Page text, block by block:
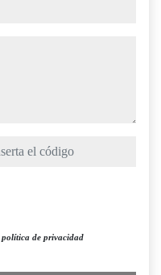
política de privacidad